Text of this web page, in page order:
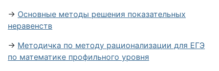
→ Основные методы решения показательных
неравенств
→ Методичка по методу рационализации для ЕГЭ
по математике профильного уровня